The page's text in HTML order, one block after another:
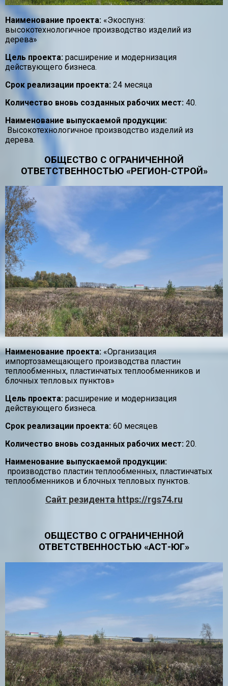
Наименование проекта: «Экоспунз:
высокотехнологичное производство изделий из
дерева»
Цель проекта: расширение и модернизация
действующего бизнеса.
Срок реализации проекта: 24 месяца
Количество вновь созданных рабочих мест: 40.
Наименование выпускаемой продукции:
Высокотехнологичное производство изделий из
дерева.
ОБЩЕСТВО С ОГРАНИЧЕННОЙ
ОТВЕТСТВЕННОСТЬЮ «РЕГИОН-СТРОЙ»
Наименование проекта:«Организация
импортозамещающего производства пластин
теплообменных, пластинчатых теплообменников и
блочных тепловых пунктов»
Цель проекта: расширение и модернизация
действующего бизнеса.
Срок реализации проекта: 60 месяцев
Количество вновь созданных рабочих мест: 20.
Наименование выпускаемой продукции:
производство пластин теплообменных, пластинчатых
теплообменников и блочных тепловых пунктов.
Сайт резидента https://rgs74.ru
ОБЩЕСТВО С ОГРАНИЧЕННОЙ
ОТВЕТСТВЕННОСТЬЮ «АСТ-ЮГ»